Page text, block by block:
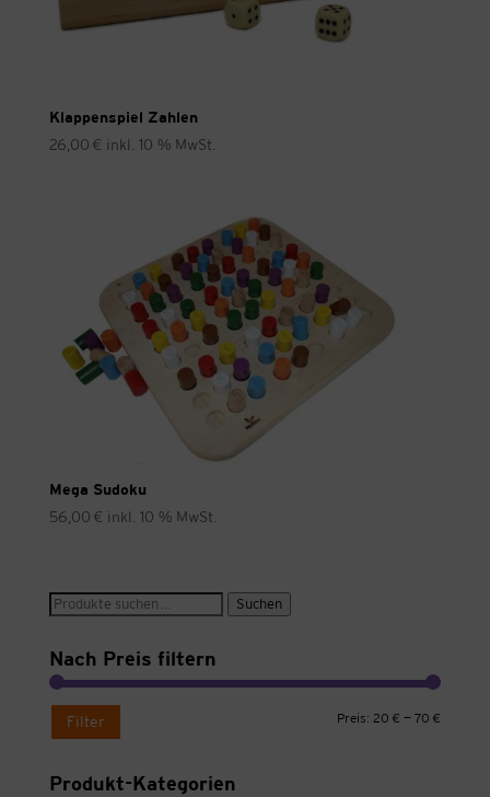
Klappenspiel Zahlen
26,00 € inkl. 10 % MwSt.
Mega Sudoku
56,00 € inkl. 10 % MwSt.
Suche
Suchen
Nach Preis filtern
Filter Preis: 20 € —70 €
Produkt-Kategorien